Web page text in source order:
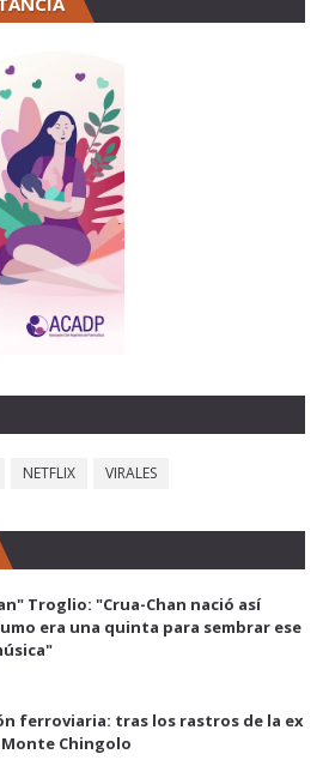
NETFLIX VIRALES
Troglio: "Crua-Chan nació así
era una quinta para sembrar ese
ferroviaria: tras los rastros de la ex
Chingolo